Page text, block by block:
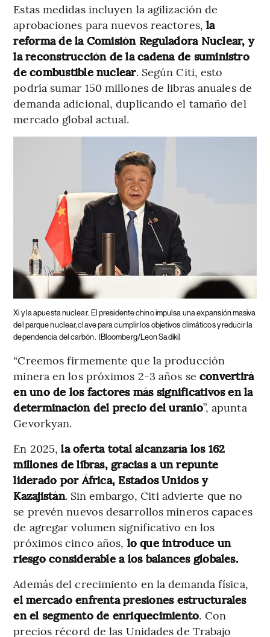
Estas medidas incluyen la agilización de
aprobaciones para nuevos reactores, la
reforma de la Comisión Reguladora Nuclear, y
la reconstrucción de la cadena de suministro
de combustible nuclear. Según Citi, esto
podría sumar 150 millones de libras anuales de
demanda adicional, duplicando el tamaño del
mercado global actual.
Xi y la apuesta nuclear. El presidente chino impulsa una expansión masiva
del parque nuclear, clave para cumplir los objetivos climáticos y reducir la
dependencia del carbón. (Bloomberg/Leon Sadiki)
“Creemos firmemente que la producción
minera en los próximos 2-3 años se convertirá
en uno de los factores más significativos en la
determinación del precio del uranio”, apunta
Gevorkyan.
En 2025,la oferta total alcanzaría los 162
millones de libras, gracias a un repunte
liderado por África, Estados Unidos y
Kazajistán. Sin embargo, Citi advierte que no
se prevén nuevos desarrollos mineros capaces
de agregar volumen significativo en los
próximos cinco años, lo que introduce un
riesgo considerable a los balances globales.
Además del crecimiento en la demanda física,
el mercado enfrenta presiones estructurales
en el segmento de enriquecimiento. Con
precios récord de las Unidades de Trabajo